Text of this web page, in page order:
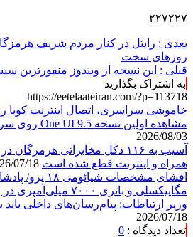
۲۲۷۲۲۷
بعدی : رایتل در کنار مردم شریف
روزهای سخت
قبلی : این نسخه از ویندوز منفورترین
به اشتراک بگذارید
https://eetelaateiran.com/?p=113718
خاموشی سراسری، اتصال اینترنت کوبا
مشاهده اولین نسخه One UI 9.5 روی سرورهای سامسونگ
2026/08/03
آسیب به ۱۱۶ دکل مخابراتی
همراه و اینترنت ‌قطع شده است
مگاپیکسلی و باتری ۷۰۰۰ میلی‌آمپری در راه است
وزیر ارتباطات: پیام‌رسان‌های داخلی
2026/07/18
تعداد دیدگاه : 0